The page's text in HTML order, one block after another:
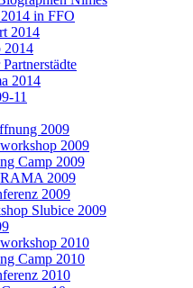
in FFO
2014
2014
2014
11
2009
2009
Camp 2009
2009
2009
Slubice 2009
2010
Camp 2010
2010